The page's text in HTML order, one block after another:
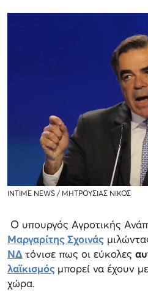
INTIME NEWS / ΜΗΤΡΟΥΣΙΑΣ ΝΙΚΟΣ
Ο υπουργός Αγροτικής
Μαργαρίτης Σχοινάς
ΝΔ τόνισε πως οι εύκολες
λαϊκισμός μπορεί να έχουν
χώρα.